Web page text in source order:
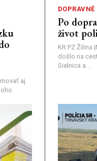
aj
DOPRAVNÉ
Po
život
KR PZ Žilina
došlo na
Sielnica a...